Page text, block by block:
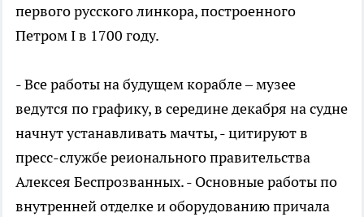
первого русского линкора, построенного
Петром I в 1700 году.
- Все работы на будущем корабле – музее
ведутся по графику, в середине декабря на судне
начнут устанавливать мачты, - цитируют в
пресс-службе реионального правительства
Алексея Беспрозванных. - Основные работы по
внутренней отделке и оборудованию причала